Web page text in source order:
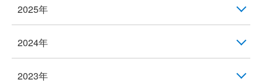
2025年
2024年
2023年